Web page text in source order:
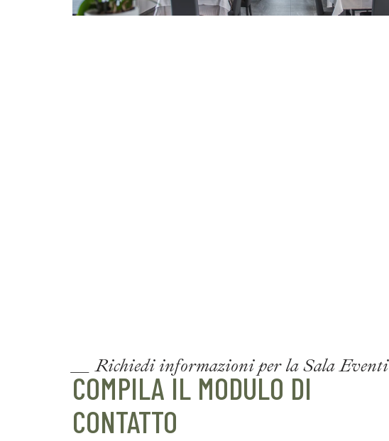
__ Richiedi informazioni per la Sala Eventi
COMPILA IL MODULO DI
CONTATTO